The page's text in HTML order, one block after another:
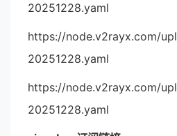
20251228.yaml
https://node.v2rayx.com/
20251228.yaml
https://node.v2rayx.com/
20251228.yaml